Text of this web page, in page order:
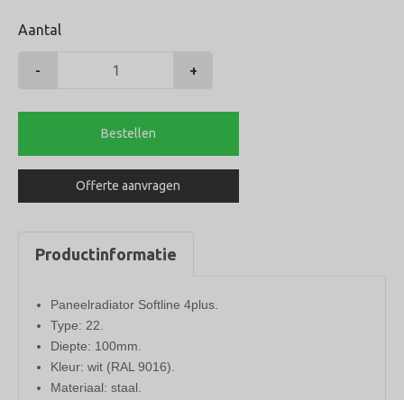
Aantal
-
22-
softline
1793watt
+
Bestellen
Offerte aanvragen
Productinformatie
Paneelradiator Softline 4plus.
Type: 22.
Diepte: 100mm.
Kleur: wit (RAL 9016).
Materiaal: staal.